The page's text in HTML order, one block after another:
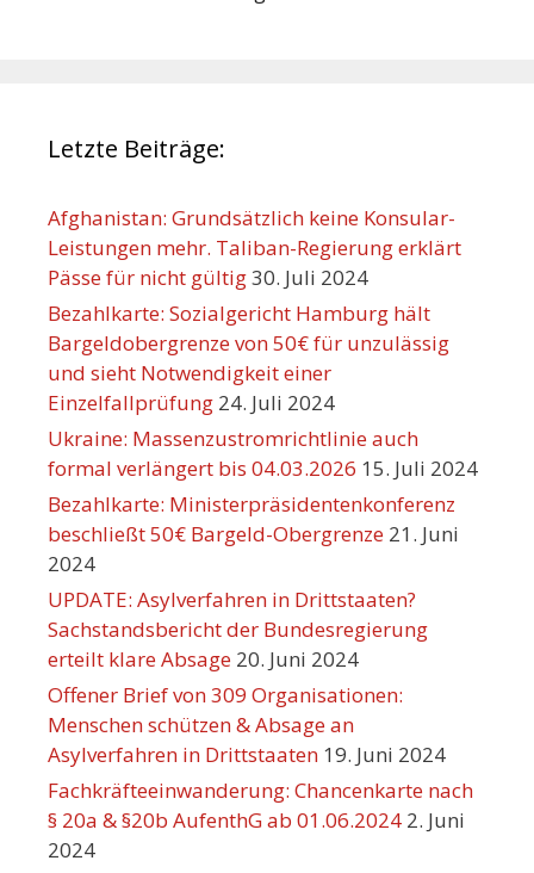
Letzte Beiträge:
Afghanistan: Grundsätzlich keine Konsular-
Leistungen mehr. Taliban-Regierung erklärt
Pässe für nicht gültig30. Juli 2024
Bezahlkarte: Sozialgericht Hamburg hält
Bargeldobergrenze von 50€ für unzulässig
und sieht Notwendigkeit einer
Einzelfallprüfung 24. Juli 2024
Ukraine: Massenzustromrichtlinie auch
formal verlängert bis 04.03.2026 15. Juli 2024
Bezahlkarte: Ministerpräsidentenkonferenz
beschließt 50€ Bargeld-Obergrenze 21. Juni
2024
UPDATE: Asylverfahren in Drittstaaten?
Sachstandsbericht der Bundesregierung
erteilt klare Absage 20. Juni 2024
Offener Brief von 309 Organisationen:
Menschen schützen & Absage an
Asylverfahren in Drittstaaten 19. Juni 2024
Fachkräfteeinwanderung: Chancenkarte nach
§ 20a & §20b AufenthG ab 01.06.2024 2. Juni
2024